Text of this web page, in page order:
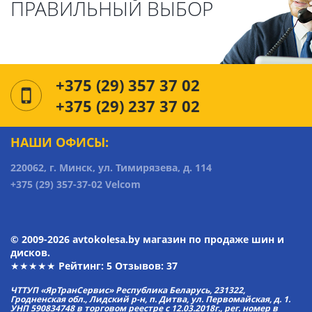
ПРАВИЛЬНЫЙ ВЫБОР
+375 (29) 357 37 02
+375 (29) 237 37 02
НАШИ ОФИСЫ:
220062, г. Минск, ул. Тимирязева, д. 114
+375 (29) 357-37-02 Velcom
© 2009-2026 avtokolesa.by магазин по продаже шин и
дисков.
★★★★★ Рейтинг: 5 Отзывов: 37
ЧТТУП «ЯрТранСервис» Республика Беларусь, 231322,
Гродненская обл., Лидский р-н, п. Дитва, ул. Первомайская, д. 1.
УНП 590834748 в торговом реестре с 12.03.2018г., рег. номер в